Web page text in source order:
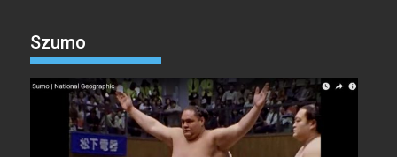
Szumo